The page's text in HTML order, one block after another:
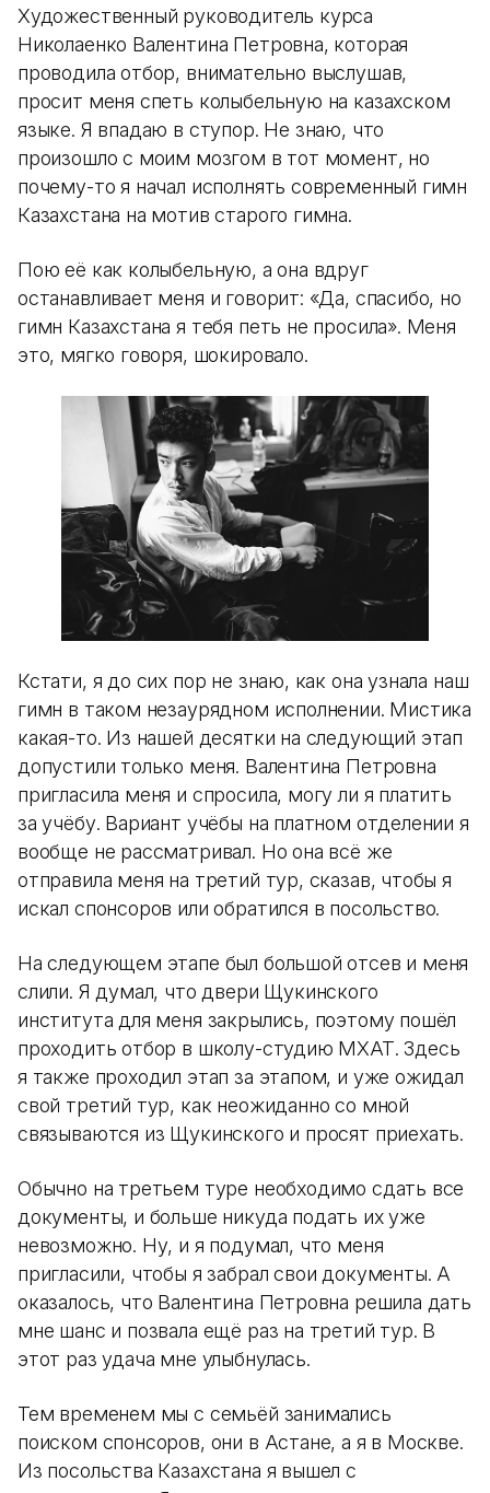
Художественный руководитель курса
Николаенко Валентина Петровна, которая
проводила отбор, внимательно выслушав,
просит меня спеть колыбельную на казахском
языке. Я впадаю в ступор. Не знаю, что
произошло с моим мозгом в тот момент, но
почему-то я начал исполнять современный гимн
Казахстана на мотив старого гимна.
Пою её как колыбельную, а она вдруг
останавливает меня и говорит: «Да, спасибо, но
гимн Казахстана я тебя петь не просила». Меня
это, мягко говоря, шокировало.
Кстати, я до сих пор не знаю, как она узнала наш
гимн в таком незаурядном исполнении. Мистика
какая-то. Из нашей десятки на следующий этап
допустили только меня. Валентина Петровна
пригласила меня и спросила, могу ли я платить
за учёбу. Вариант учёбы на платном отделении я
вообще не рассматривал. Но она всё же
отправила меня на третий тур, сказав, чтобы я
искал спонсоров или обратился в посольство.
На следующем этапе был большой отсев и меня
слили. Я думал, что двери Щукинского
института для меня закрылись, поэтому пошёл
проходить отбор в школу-студию МХАТ. Здесь
я также проходил этап за этапом, и уже ожидал
свой третий тур, как неожиданно со мной
связываются из Щукинского и просят приехать.
Обычно на третьем туре необходимо сдать все
документы, и больше никуда подать их уже
невозможно. Ну, и я подумал, что меня
пригласили, чтобы я забрал свои документы. А
оказалось, что Валентина Петровна решила дать
мне шанс и позвала ещё раз на третий тур. В
этот раз удача мне улыбнулась.
Тем временем мы с семьёй занимались
поиском спонсоров, они в Астане, а я в Москве.
Из посольства Казахстана я вышел с